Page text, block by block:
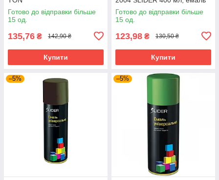
Готово до відправки більше
15 од.
135,76 ₴ 142,90 ₴
Купити
фарба у балончику
помаранчева
Готово до відправки більше
15 од.
123,98 ₴ 130,50 ₴
Купити
–5% –5%